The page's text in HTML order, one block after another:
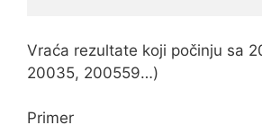
Vraća rezultate koji počinju sa
20035, 200559…)
Primer